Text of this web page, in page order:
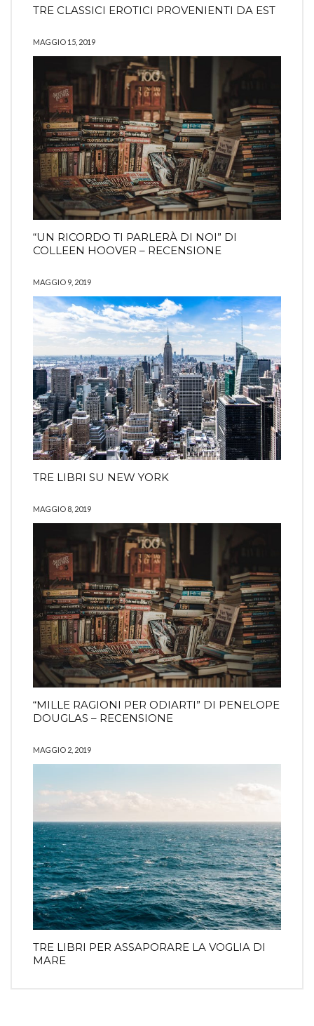
TRE CLASSICI EROTICI PROVENIENTI DA EST
MAGGIO 15, 2019
“UN RICORDO TI PARLERÀ DI NOI” DI
COLLEEN HOOVER – RECENSIONE
MAGGIO 9, 2019
TRE LIBRI SU NEW YORK
MAGGIO 8, 2019
“MILLE RAGIONI PER ODIARTI” DI PENELOPE
DOUGLAS – RECENSIONE
MAGGIO 2, 2019
TRE LIBRI PER ASSAPORARE LA VOGLIA DI
MARE